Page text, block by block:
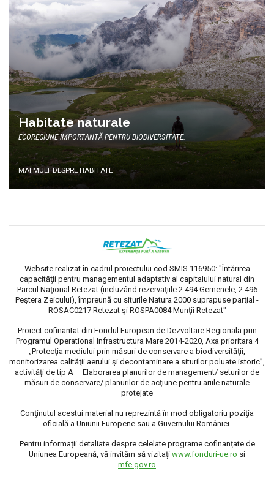
Habitate naturale
ECOREGIUNE IMPORTANTĂ PENTRU BIODIVERSITATE.
MAI MULT DESPRE HABITATE
Website realizat în cadrul proiectului cod SMIS 116950: "Întărirea
capacităţii pentru managementul adaptativ al capitalului natural din
Parcul Naţional Retezat (incluzând rezervaţiile 2.494 Gemenele, 2.496
Peştera Zeicului), împreună cu siturile Natura 2000 suprapuse parţial -
ROSAC0217 Retezat şi ROSPA0084 Munţii Retezat"
Proiect cofinantat din Fondul European de Dezvoltare Regionala prin
Programul Operational Infrastructura Mare 2014-2020, Axa prioritara 4
„Protecţia mediului prin măsuri de conservare a biodiversităţii,
monitorizarea calităţii aerului şi decontaminare a siturilor poluate istoric”,
activități de tip A – Elaborarea planurilor de management/ seturilor de
măsuri de conservare/ planurilor de acţiune pentru ariile naturale
protejate
Conţinutul acestui material nu reprezintă în mod obligatoriu poziţia
oficială a Uniunii Europene sau a Guvernului României.
Pentru informații detaliate despre celelate programe cofinanțate de
Uniunea Europeană, vă invităm să vizitați www.fonduri-ue.ro si
mfe.gov.ro